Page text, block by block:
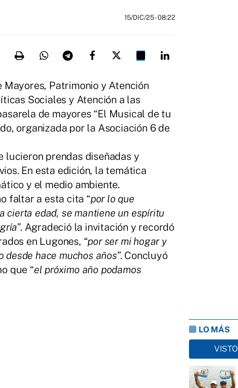
15/DIC/25- 08:22
Patrimonio y Atención
Sociales y Atención a las
de mayores “El Musical de tu
organizada por la Asociación 6 de
lucieron prendas diseñadas y
En esta edición, la temática
y el medio ambiente.
faltar a esta cita “por lo que
cierta edad, se mantiene un espíritu
”. Agradeció la invitación y recordó
en Lugones, “por ser mi hogar y
desde hace muchos años”. Concluyó
que “el próximo año podamos
LO MÁS
VISTO